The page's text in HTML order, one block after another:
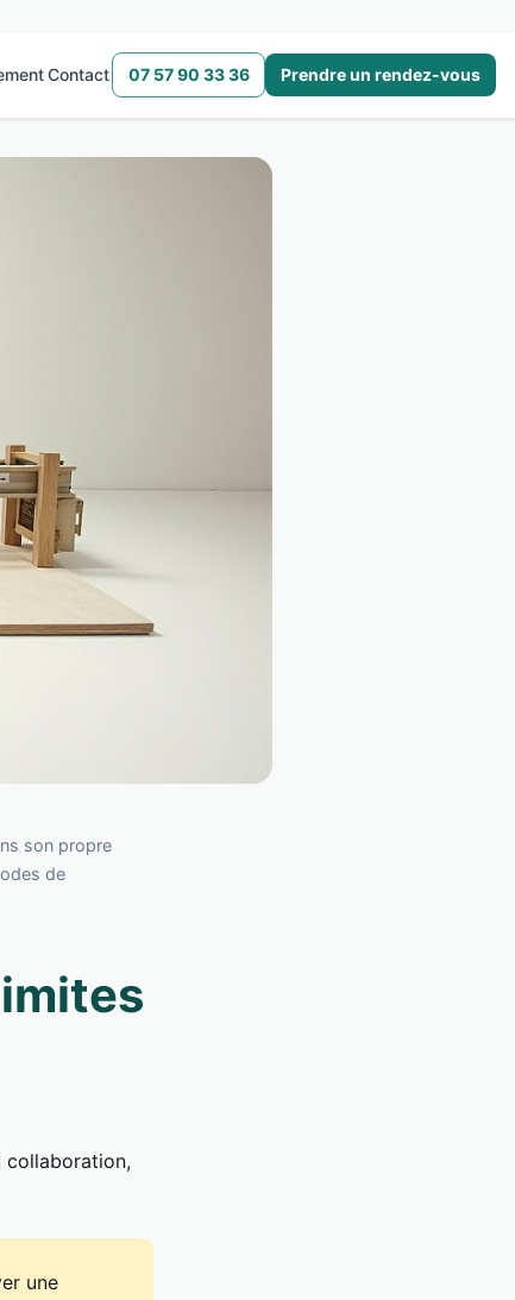
Contact 07 57 90 33 36 Prendre un rendez-vous
son propre
de
collaboration,
une